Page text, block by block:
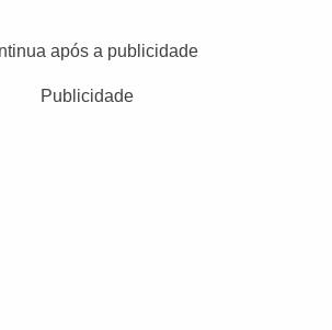
após a publicidade
Publicidade